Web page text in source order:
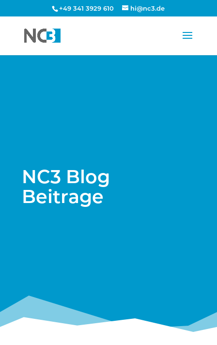
+49 341 3929 610 hi@nc3.de
NC3 Blog
Beitrage